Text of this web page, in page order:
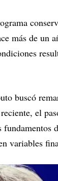
más de un
buscó
el
variables